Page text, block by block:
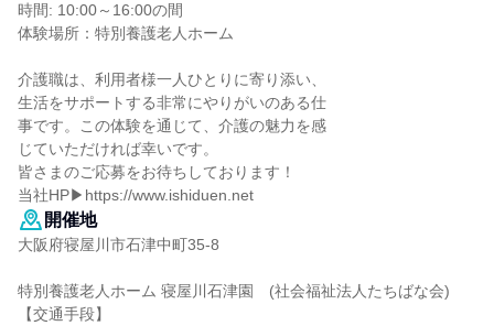
時間: 10:00～16:00の間
体験場所：特別養護老人ホーム
介護職は、利用者様一人ひとりに寄り添い、
生活をサポートする非常にやりがいのある仕
事です。この体験を通じて、介護の魅力を感
じていただければ幸いです。
皆さまのご応募をお待ちしております！
当社HP▶https://www.ishiduen.net
開催地
大阪府寝屋川市石津中町35-8
特別養護老人ホーム 寝屋川石津園 (社会福祉法人たちばな会)
【交通手段】